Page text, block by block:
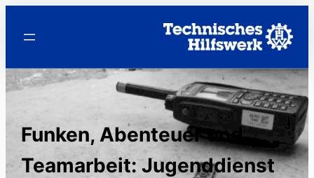
Funken, Abenteuer und
Teamarbeit: Jugenddienst